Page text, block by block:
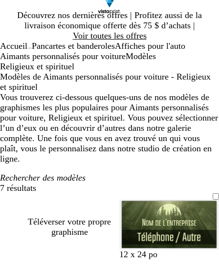
Découvrez nos dernières offres | Profitez aussi de la
livraison économique offerte dès 75 $ d’achats |
Voir toutes les offres
Diapositive
1
Accueil Pancartes et banderolesAffiches pour l'auto
Aimants personnalisés pour voitureModèles
Religieux et spirituel
Modèles de Aimants personnalisés pour voiture - Religieux
et spirituel
Vous trouverez ci-dessous quelques-uns de nos modèles de
graphismes les plus populaires pour Aimants personnalisés
pour voiture, Religieux et spirituel. Vous pouvez sélectionner
l’un d’eux ou en découvrir d’autres dans notre galerie
complète. Une fois que vous en avez trouvé un qui vous
plaît, vous le personnalisez dans notre studio de création en
ligne.
Rechercher des modèles
7 résultats
Filtres
Téléverser votre propre
graphisme
12 x 24 po